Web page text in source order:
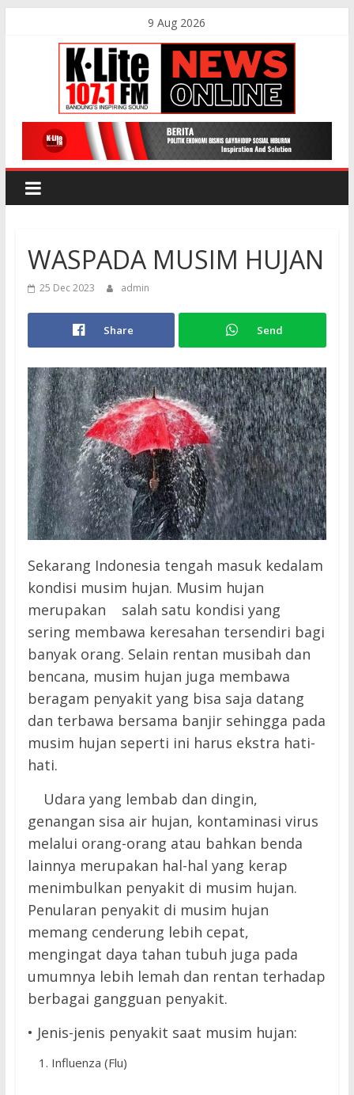
9 Aug 2026
K-
Lite
Bandung
WASPADA MUSIM HUJAN
25 Dec 2023 admin
Share Send
Sekarang Indonesia tengah masuk kedalam
kondisi musim hujan. Musim hujan
merupakan salah satu kondisi yang
sering membawa keresahan tersendiri bagi
banyak orang. Selain rentan musibah dan
bencana, musim hujan juga membawa
beragam penyakit yang bisa saja datang
dan terbawa bersama banjir sehingga pada
musim hujan seperti ini harus ekstra hati-
hati.
Udara yang lembab dan dingin,
genangan sisa air hujan, kontaminasi virus
melalui orang-orang atau bahkan benda
lainnya merupakan hal-hal yang kerap
menimbulkan penyakit di musim hujan.
Penularan penyakit di musim hujan
memang cenderung lebih cepat,
mengingat daya tahan tubuh juga pada
umumnya lebih lemah dan rentan terhadap
berbagai gangguan penyakit.
• Jenis-jenis penyakit saat musim hujan:
Influenza (Flu)